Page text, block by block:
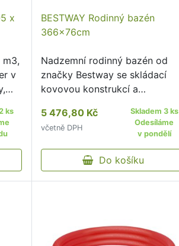
x
v
ks
BESTWAY Rodinný bazén
366x76cm
Nadzemní rodinný bazén od
značky Bestway se skládací
kovovou konstrukcí a
sestavit kovovou konstrukci a
bazén napustit vodou systém
FrameLink System™ zajišťuje
bezpečné …
5 476,80 Kč
včetně DPH
Skladem 3 ks
Odesíláme
v pondělí
Do košíku